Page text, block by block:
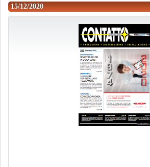
15/12/2020